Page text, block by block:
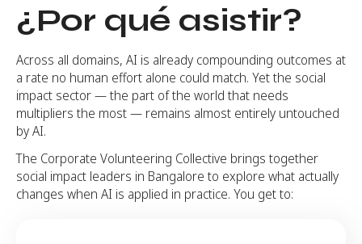
¿Por qué asistir?
Across all domains, AI is already compounding outcomes at
a rate no human effort alone could match. Yet the social
impact sector — the part of the world that needs
multipliers the most — remains almost entirely untouched
by AI.
The Corporate Volunteering Collective brings together
social impact leaders in Bangalore to explore what actually
changes when AI is applied in practice. You get to: